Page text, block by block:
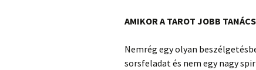
TANULJ
RAJZELEMZÉS
TUDATFORMATTÁLÁS
MESE –
AMIKOR A TAROT JOBB
Nemrég egy olyan
sorsfeladat és nem egy nagy